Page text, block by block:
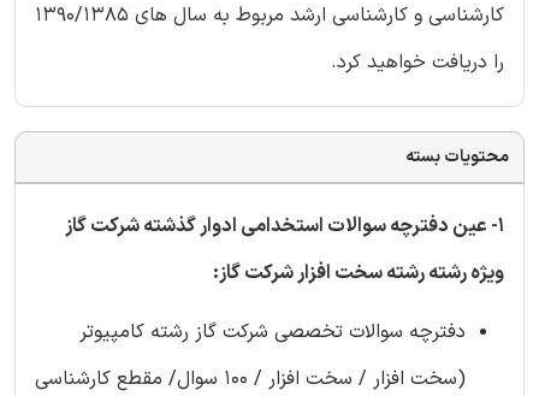
کارشناسی و کارشناسی ارشد مربوط به سال های 1390/1385
را دریافت خواهید کرد.
محتویات بسته
1- عین دفترچه سوالات استخدامی ادوار گذشته شرکت گاز
ویژه رشته رشته سخت افزار شرکت گاز:
دفترچه سوالات تخصصی شرکت گاز رشته کامپیوتر
(سخت افزار / سخت افزار / 100 سوال/ مقطع کارشناسی